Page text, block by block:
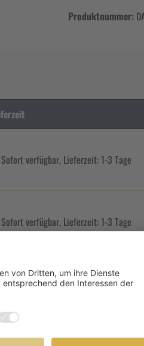
Produktnummer:
Sofort verfügbar, Lieferzeit: 1-3 Tage
Sofort verfügbar, Lieferzeit: 1-3 Tage
verfügbar, Lieferzeit: 1-3 Tage